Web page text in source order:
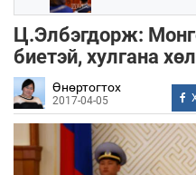
Ц.Элбэгдорж:
биетэй, хулгана
Өнөртогтох
2017-04-05